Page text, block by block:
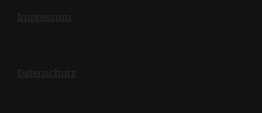
Impressum
Datenschutz